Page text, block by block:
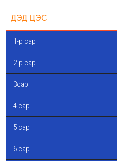
ДЭД ЦЭС
1-р сар
2-р сар
3сар
4 сар
5 сар
6 сар